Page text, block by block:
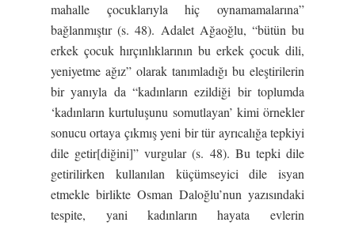
mahalle çocuklarıyla hiç oynamamalarına”
bağlanmıştır (s. 48). Adalet Ağaoğlu, “bütün bu
erkek çocuk hırçınlıklarının bu erkek çocuk dili,
yeniyetme ağız” olarak tanımladığı bu eleştirilerin
bir yanıyla da “kadınların ezildiği bir toplumda
‘kadınların kurtuluşunu somutlayan’ kimi örnekler
sonucu ortaya çıkmış yeni bir tür ayrıcalığa tepkiyi
dile getir[diğini]” vurgular (s. 48). Bu tepki dile
getirilirken kullanılan küçümseyici dile isyan
etmekle birlikte Osman Daloğlu’nun yazısındaki
tespite, yani kadınların hayata evlerin